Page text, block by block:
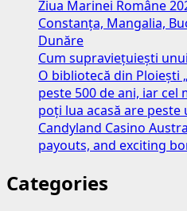
Ziua Marinei Române
Constanța, Mangalia,
Dunăre
Cum supraviețuiești
O bibliotecă din Ploiești
peste 500 de ani, iar cel
poți lua acasă are peste
Candyland Casino
payouts, and exciting
Categories